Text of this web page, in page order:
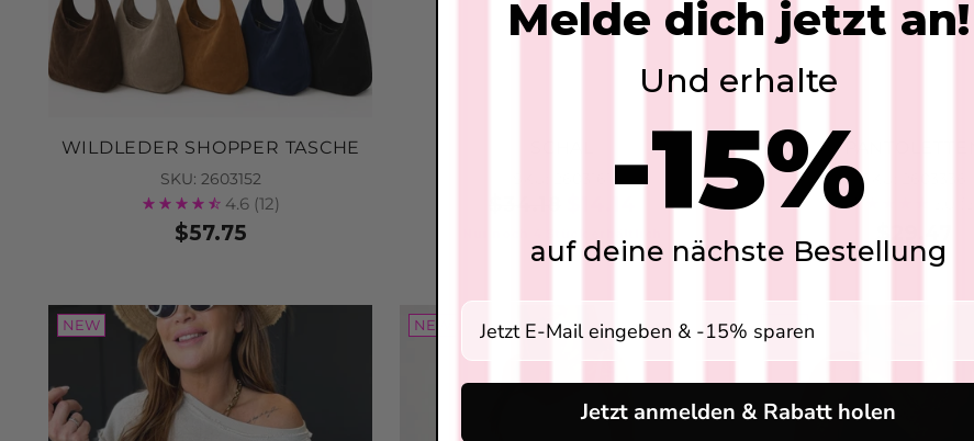
WILDLEDER SHOPPER TASCHE
SKU: 2603152
4.6 (12)
$57.75
PANTOLETTEN
SKU: 2603336
NEW NEW NEW
Melde dich jetzt an!
Und erhalte
-15%
auf deine nächste Bestellung
Eingabe E-Mail Adresse
Jetzt anmelden & Rabatt holen